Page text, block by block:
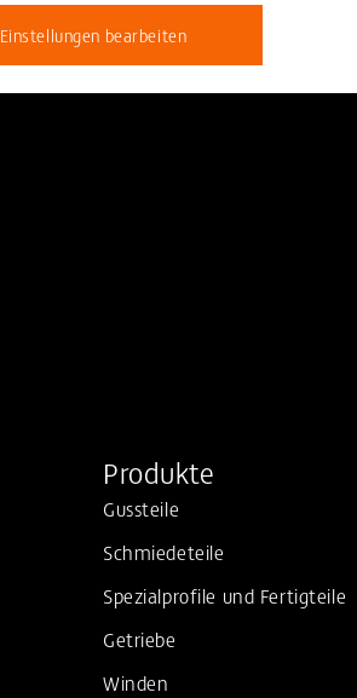
Produkte
Gussteile
Schmiedeteile
Spezialprofile und Fertigteile
Getriebe
Winden
Einstellungen bearbeiten